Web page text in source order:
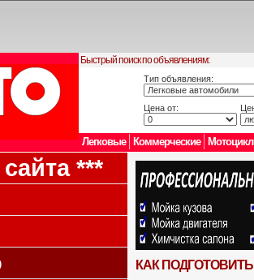
Быстрый поиск по объявлениям:
Тип объявления:
Цена от:
Легковые Коммерческие
***
КАК